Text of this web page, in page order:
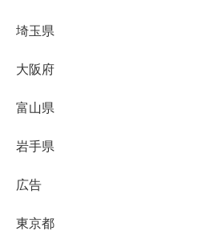
埼玉県
大阪府
富山県
岩手県
広告
東京都